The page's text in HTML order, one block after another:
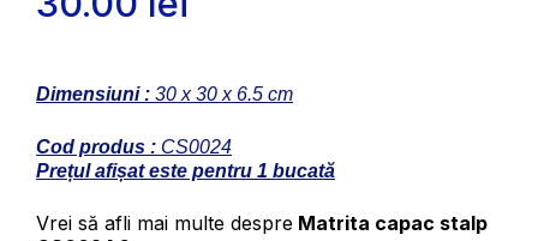
Dimensiuni : 30 x 30 x 6.5 cm
Cod produs : CS0024
Prețul afișat este pentru 1 bucată
Vrei să afli mai multe despre Matrita capac stalp